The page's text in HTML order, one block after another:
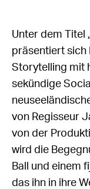
Unter dem Titel
präsentiert sich
Storytelling mit
sekündige
von Regisseur
von der
wird die
Ball und einem
das ihn in ihre